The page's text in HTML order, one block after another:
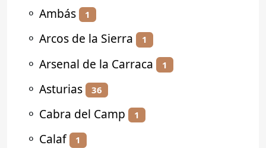
⚬ Ambás 1
⚬ Arcos de la Sierra 1
⚬ Arsenal de la Carraca 1
⚬ Asturias 36
⚬ Cabra del Camp 1
⚬ Calaf 1